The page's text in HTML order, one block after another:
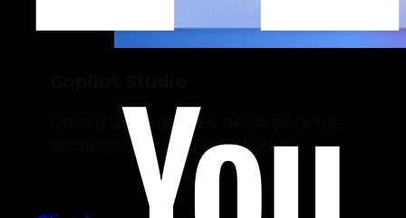
Construye agentes de IA para tus
equipos con Copilot Studio.